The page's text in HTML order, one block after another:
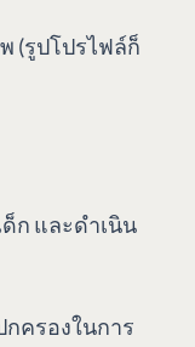
(รูปโปรไฟล์ก็
ก และดำเนิน
ครองในการ